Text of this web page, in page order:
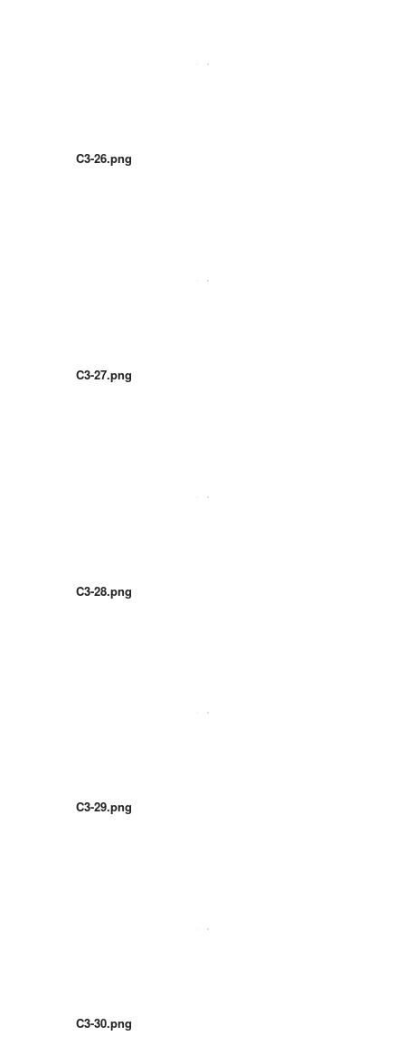
C3-26.png
C3-27.png
C3-28.png
C3-29.png
C3-30.png